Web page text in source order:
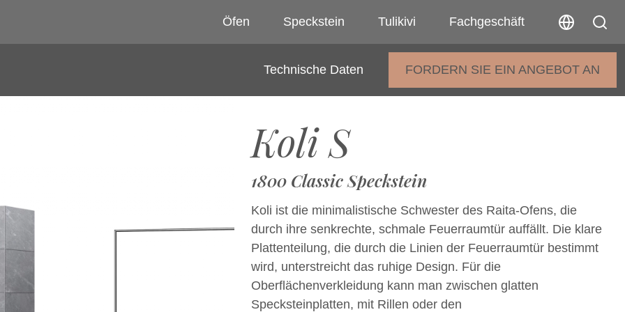
Öfen Speckstein Tulikivi Fachgeschäft
Technische Daten FORDERN SIE EIN ANGEBOT AN
Koli S
1800 Classic Speckstein
Koli ist die minimalistische Schwester des Raita-Ofens, die
durch ihre senkrechte, schmale Feuerraumtür auffällt. Die klare
Plattenteilung, die durch die Linien der Feuerraumtür bestimmt
wird, unterstreicht das ruhige Design. Für die
Oberflächenverkleidung kann man zwischen glatten
Specksteinplatten, mit Rillen oder den